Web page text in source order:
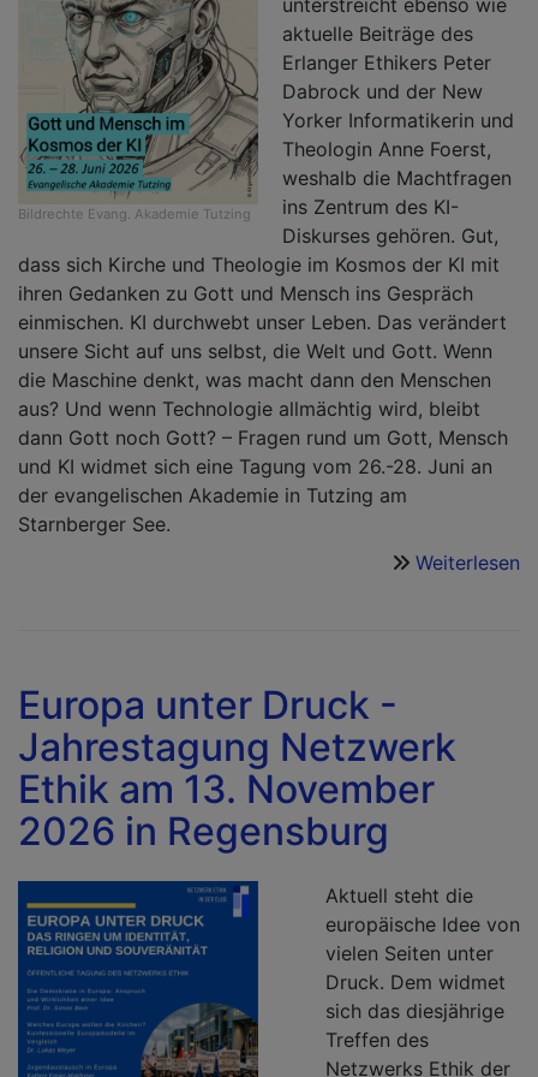
Bildrechte Evang. Akademie Tutzing
unterstreicht ebenso wie
aktuelle Beiträge des
Erlanger Ethikers Peter
Dabrock und der New
Yorker Informatikerin und
Theologin Anne Foerst,
weshalb die Machtfragen
ins Zentrum des KI-
Diskurses gehören. Gut,
dass sich Kirche und Theologie im Kosmos der KI mit
ihren Gedanken zu Gott und Mensch ins Gespräch
einmischen. KI durchwebt unser Leben. Das verändert
unsere Sicht auf uns selbst, die Welt und Gott. Wenn
die Maschine denkt, was macht dann den Menschen
aus? Und wenn Technologie allmächtig wird, bleibt
dann Gott noch Gott? – Fragen rund um Gott, Mensch
und KI widmet sich eine Tagung vom 26.-28. Juni an
der evangelischen Akademie in Tutzing am
Starnberger See.
Weiterlesen
Europa unter Druck -
Jahrestagung Netzwerk
Ethik am 13. November
2026 in Regensburg
Aktuell steht die
europäische Idee von
vielen Seiten unter
Druck. Dem widmet
sich das diesjährige
Treffen des
Netzwerks Ethik der